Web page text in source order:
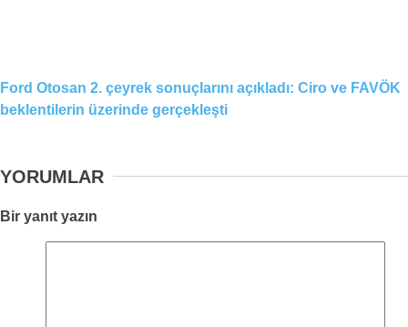
Ford Otosan 2. çeyrek sonuçlarını açıkladı: Ciro ve FAVÖK
beklentilerin üzerinde gerçekleşti
YORUMLAR
Bir yanıt yazın